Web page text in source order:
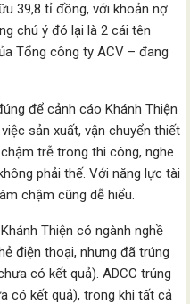
39,8 tỉ đồng, với khoản nợ
chú ý đó lại là 2 cái tên
Tổng công ty ACV – đang
để cảnh cáo Khánh Thiện
sản xuất, vận chuyển thiết
trễ trong thi công, nghe
phải thế. Với năng lực tài
chậm cũng dễ hiểu.
Thiện có ngành nghề
điện thoại, nhưng đã trúng
có kết quả). ADCC trúng
có kết quả), trong khi tất cả